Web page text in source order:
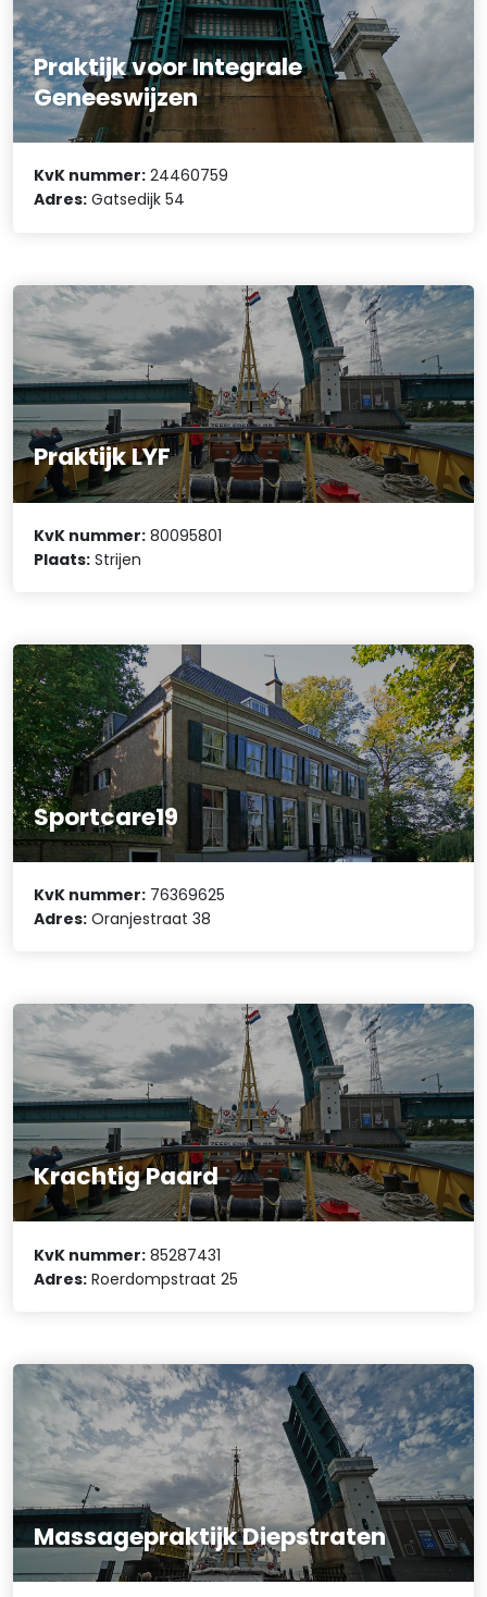
Praktijk voor Integrale
Geneeswijzen
KvK nummer: 24460759
Adres: Gatsedijk 54
Praktijk LYF
KvK nummer: 80095801
Plaats: Strijen
Sportcare19
KvK nummer: 76369625
Adres: Oranjestraat 38
Krachtig Paard
KvK nummer: 85287431
Adres: Roerdompstraat 25
Massagepraktijk Diepstraten